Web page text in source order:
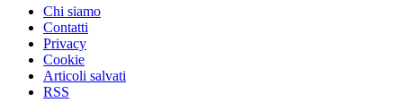
Chi siamo
Contatti
Privacy
Cookie
Articoli salvati
RSS